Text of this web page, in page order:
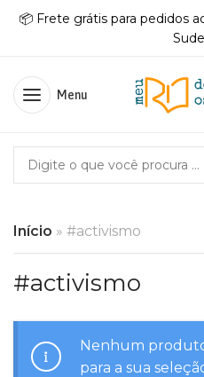
📦 Frete grátis para pedidos
Menu
Início » #activismo
#activismo
Nenhum
para a sua